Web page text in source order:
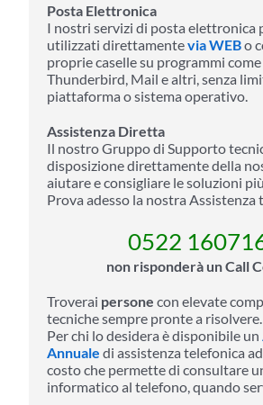
Posta Elettronica
I nostri servizi di posta elettronica
utilizzati direttamentevia WEBo
proprie caselle su programmi
Thunderbird, Mail e altri, senza
piattaforma o sistema operativo.
Assistenza Diretta
Il nostro Gruppo di Supporto
disposizione direttamente della
aiutare e consigliare le soluzioni
Prova adesso la nostra Assistenza
0522
non risponderà un Call
Troverai persone con elevate
tecniche sempre pronte a risolvere.
Per chi lo desidera è disponibile un
Annuale di assistenza telefonica
costo che permette di consultare
informatico al telefono, quando